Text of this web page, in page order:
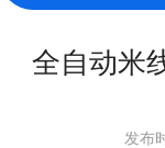
全自动米
发布